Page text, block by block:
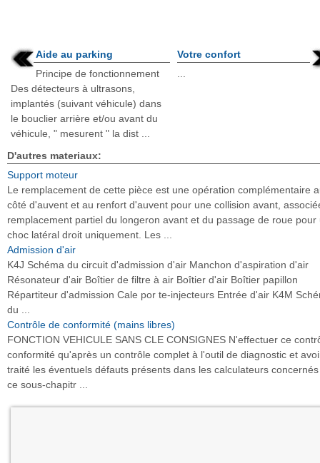
Aide au parking
Principe de fonctionnement
Des détecteurs à ultrasons,
implantés (suivant véhicule) dans
le bouclier arrière et/ou avant du
véhicule, " mesurent " la dist ...
Votre confort
D'autres materiaux:
Support moteur
Le remplacement de cette pièce est une opération complémentaire
côté d'auvent et au renfort d'auvent pour une collision avant,
remplacement partiel du longeron avant et du passage de roue pour
choc latéral droit uniquement. Les ...
Admission d'air
K4J Schéma du circuit d'admission d'air Manchon d'aspiration d'air
Résonateur d'air Boîtier de filtre à air Boîtier d'air Boîtier papillon
Répartiteur d'admission Cale por te-injecteurs Entrée d'air K4M
du ...
Contrôle de conformité (mains libres)
FONCTION VEHICULE SANS CLE CONSIGNES N'effectuer ce
conformité qu'après un contrôle complet à l'outil de diagnostic et
traité les éventuels défauts présents dans les calculateurs
ce sous-chapitr ...